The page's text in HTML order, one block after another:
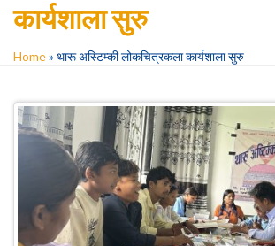
कार्यशाला सुरु
Home» थारू अस्टिम्की लोकचित्रकला कार्यशाला सुरु